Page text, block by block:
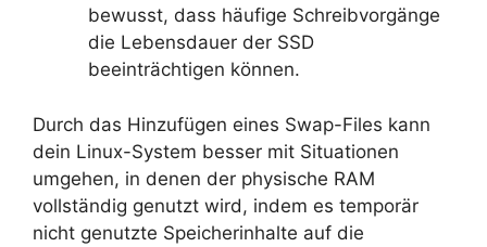
bewusst, dass häufige Schreibvorgänge
die Lebensdauer der SSD
beeinträchtigen können.
Durch das Hinzufügen eines Swap-Files kann
dein Linux-System besser mit Situationen
umgehen, in denen der physische RAM
vollständig genutzt wird, indem es temporär
nicht genutzte Speicherinhalte auf die